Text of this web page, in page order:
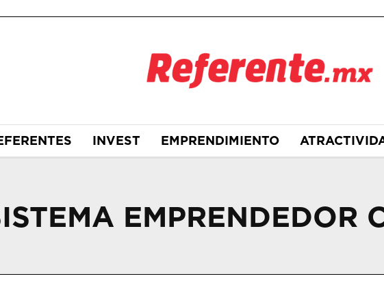
INVEST EMPRENDIMIENTO
EMPRENDEDOR